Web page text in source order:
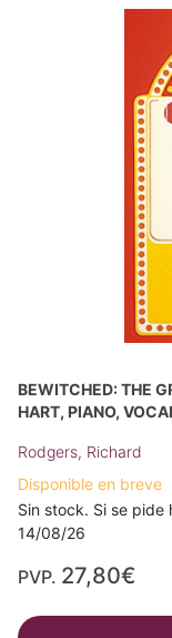
BEWITCHED: THE
HART, PIANO,
Rodgers, Richard
Disponible en breve
Sin stock. Si se pide
14/08/26
PVP. 27,80€